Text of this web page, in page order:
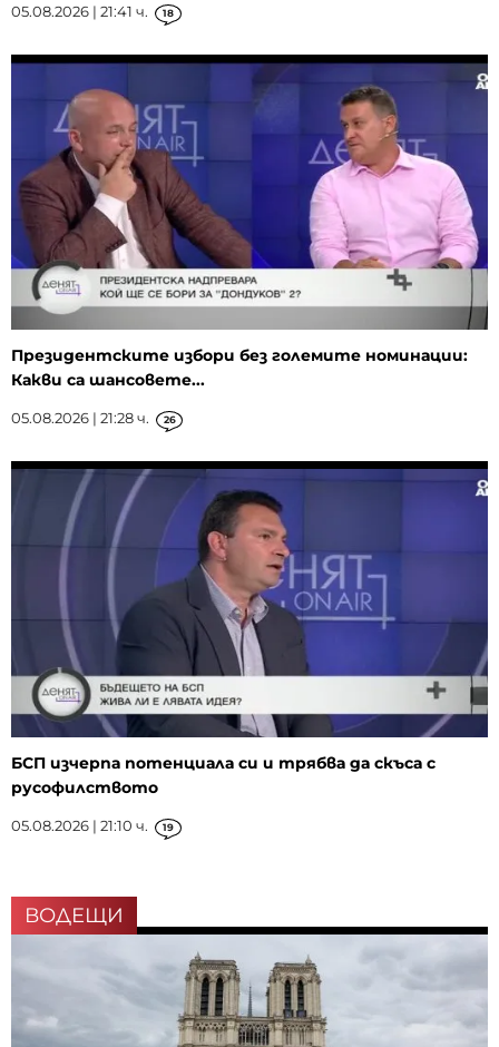
05.08.2026 | 21:41 ч. 18
Президентските избори без големите номинации:
Какви са шансовете...
05.08.2026 | 21:28 ч. 26
БСП изчерпа потенциала си и трябва да скъса с
русофилството
05.08.2026 | 21:10 ч. 19
ВОДЕЩИ